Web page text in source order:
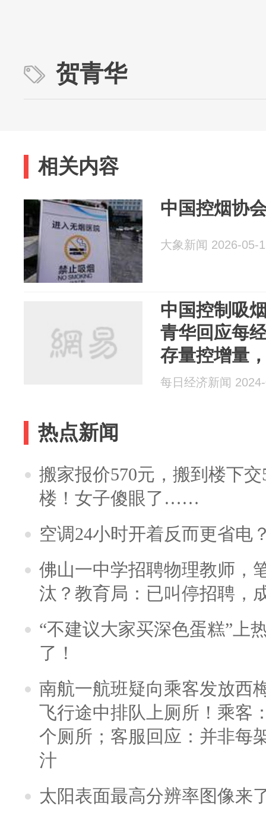
贺青华
相关内容
中国控烟协
大象新闻 2026-05-
中国控制吸
青华回应每
存量控增量
受烟草危害
每日经济新闻
热点新闻
搬家报价570元，搬到楼下
楼！女子傻眼了……
空调24小时开着反而更省电
佛山一中学招聘物理教师，
汰？教育局：已叫停招聘，
“不建议大家买深色蛋糕”上
了！
南航一航班疑向乘客发放西
飞行途中排队上厕所！乘客
个厕所；客服回应：并非每
汁
太阳表面最高分辨率图像来